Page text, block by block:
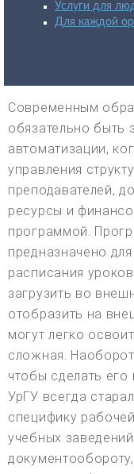
Услуги для
Для каждой
Современным
обязательно быть
автоматизации,
управления
преподавателей,
ресурсы и
программой.
предназначено
расписания
загрузить во
отобразить на
могут легко
сложная.
чтобы сделать
УрГУ всегда
специфику
учебных